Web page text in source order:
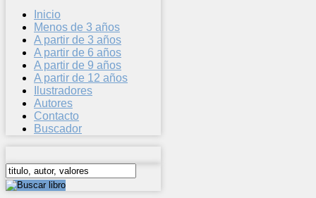
Inicio
Menos de 3 años
A partir de 3 años
A partir de 6 años
A partir de 9 años
A partir de 12 años
Ilustradores
Autores
Contacto
Buscador